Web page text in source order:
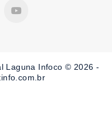
o
Laguna Infoco © 2026 -